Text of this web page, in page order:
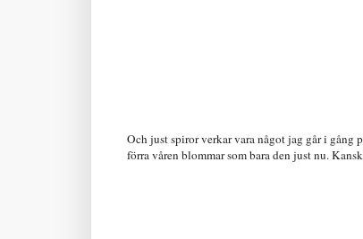
Och just spiror verkar vara något jag går i gång
förra våren blommar som bara den just nu.